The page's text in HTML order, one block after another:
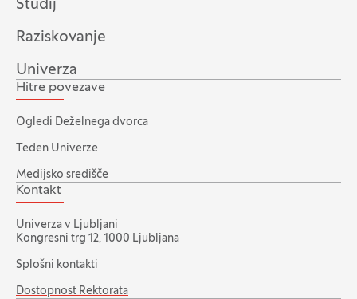
Študij
Raziskovanje
Univerza
Hitre povezave
Ogledi Deželnega dvorca
Teden Univerze
Medijsko središče
Kontakt
Univerza v Ljubljani
Kongresni trg 12, 1000 Ljubljana
Splošni kontakti
Dostopnost Rektorata